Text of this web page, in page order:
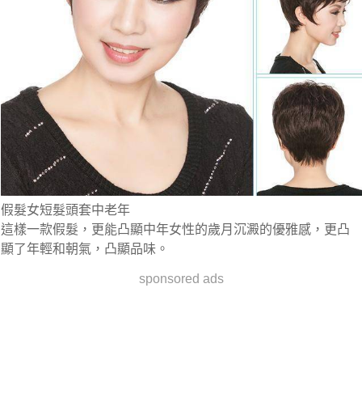
假髮女短髮頭套中老年
這樣一款假髮，更能凸顯中年女性的歲月沉澱的優雅感，更凸
顯了年輕和朝氣，凸顯品味。
sponsored ads